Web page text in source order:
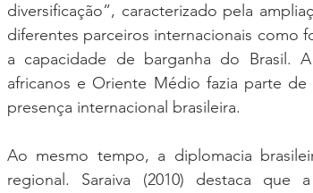
diversificação”, caracterizado pela
diferentes parceiros internacionais como
a capacidade de barganha do Brasil.
africanos e Oriente Médio fazia parte
presença internacional brasileira.
Ao mesmo tempo, a diplomacia
regional. Saraiva (2010) destaca